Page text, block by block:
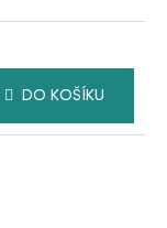
DO KOŠÍKU